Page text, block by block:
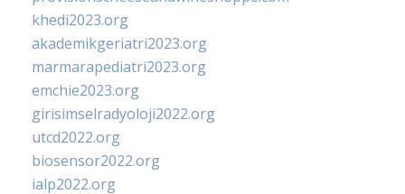
khedi2023.org
akademikgeriatri2023.org
marmarapediatri2023.org
emchie2023.org
girisimselradyoloji2022.org
utcd2022.org
biosensor2022.org
ialp2022.org